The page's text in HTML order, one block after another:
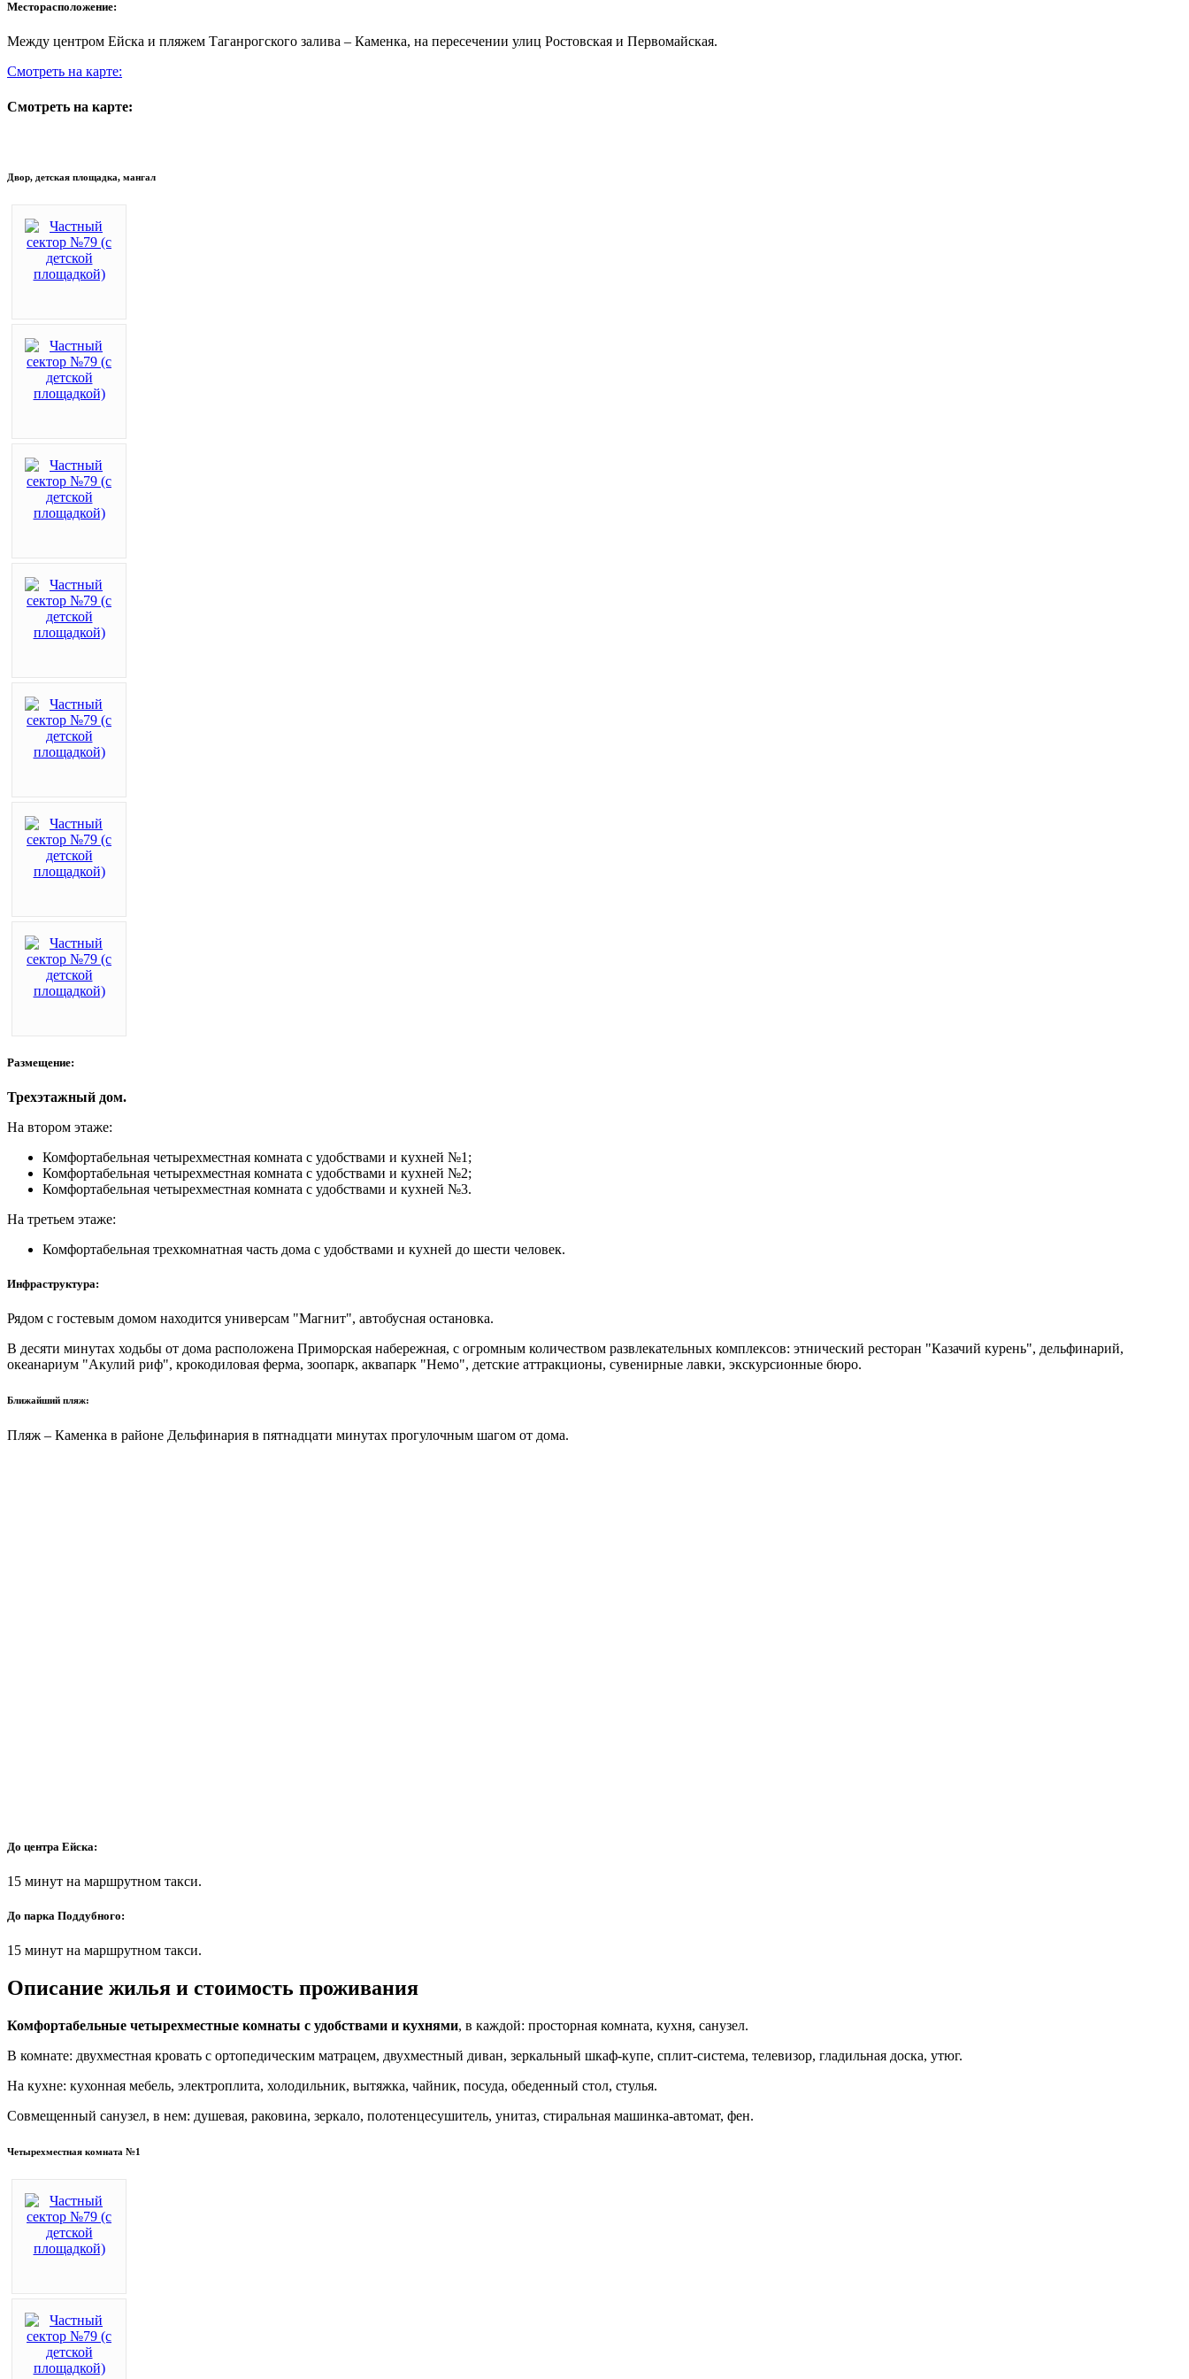
Месторасположение:
Между центром Ейска и пляжем Таганрогского залива – Каменка, на пересечении улиц Ростовская и Первомайская.
Смотреть на карте:
Смотреть на карте:
Двор, детская площадка, мангал
Размещение:
Трехэтажный дом.
На втором этаже:
Комфортабельная четырехместная комната с удобствами и кухней №1;
Комфортабельная четырехместная комната с удобствами и кухней №2;
Комфортабельная четырехместная комната с удобствами и кухней №3.
На третьем этаже:
Комфортабельная трехкомнатная часть дома с удобствами и кухней до шести человек.
Инфраструктура:
Рядом с гостевым домом находится универсам "Магнит", автобусная остановка.
В десяти минутах ходьбы от дома расположена Приморская набережная, с огромным количеством развлекательных комплексов: этнический ресторан "Казачий курень", дельфинарий,
океанариум "Акулий риф", крокодиловая ферма, зоопарк, аквапарк "Немо", детские аттракционы, сувенирные лавки, экскурсионные бюро.
Ближайший пляж:
Пляж – Каменка в районе Дельфинария в пятнадцати минутах прогулочным шагом от дома.
До центра Ейска:
15 минут на маршрутном такси.
До парка Поддубного:
15 минут на маршрутном такси.
Описание жилья и стоимость проживания
Комфортабельные четырехместные комнаты с удобствами и кухнями, в каждой: просторная комната, кухня, санузел.
В комнате: двухместная кровать с ортопедическим матрацем, двухместный диван, зеркальный шкаф-купе, сплит-система, телевизор, гладильная доска, утюг.
На кухне: кухонная мебель, электроплита, холодильник, вытяжка, чайник, посуда, обеденный стол, стулья.
Совмещенный санузел, в нем: душевая, раковина, зеркало, полотенцесушитель, унитаз, стиральная машинка-автомат, фен.
Четырехместная комната №1